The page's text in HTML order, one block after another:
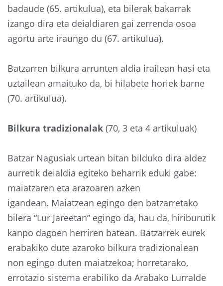
badaude (65. artikulua), eta bilerak bakarrak
izango dira eta deialdiaren gai zerrenda osoa
agortu arte iraungo du (67. artikulua).
Batzarren bilkura arrunten aldia irailean hasi eta
uztailean amaituko da, bi hilabete horiek barne
(70. artikulua).
Bilkura tradizionalak (70, 3 eta 4 artikuluak)
Batzar Nagusiak urtean bitan bilduko dira aldez
aurretik deialdia egiteko beharrik eduki gabe:
maiatzaren eta arazoaren azken
igandean. Maiatzean egingo den batzarretako
bilera “Lur Jareetan” egingo da, hau da, hiriburutik
kanpo dagoen herriren batean. Batzarrek eurek
erabakiko dute azaroko bilkura tradizionalean
non egingo duten maiatzekoa; horretarako,
errotazio sistema erabiliko da Arabako Lurralde